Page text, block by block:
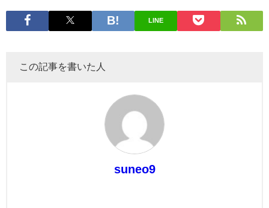
LINE
この記事を書いた人
suneo9